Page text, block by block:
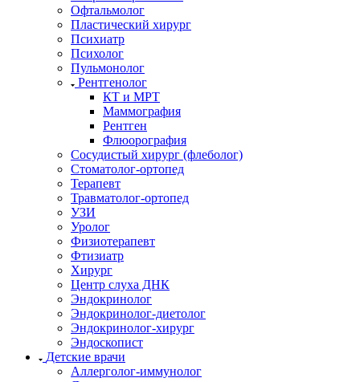
Офтальмолог
Пластический хирург
Психиатр
Психолог
Пульмонолог
Рентгенолог
КТ и МРТ
Маммография
Рентген
Флюорография
Сосудистый хирург (флеболог)
Стоматолог-ортопед
Терапевт
Травматолог-ортопед
УЗИ
Уролог
Физиотерапевт
Фтизиатр
Хирург
Центр слуха ДНК
Эндокринолог
Эндокринолог-диетолог
Эндокринолог-хирург
Эндоскопист
Детские врачи
Аллерголог-иммунолог